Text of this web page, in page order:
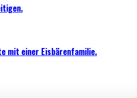
mit einer Eisbärenfamilie.